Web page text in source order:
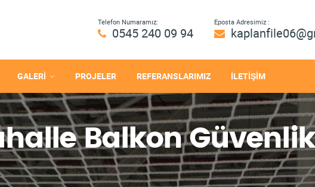
Telefon Numaramız:
0545 240 09 94
Eposta Adresimiz :
GALERİ PROJELER REFERANSLARIMIZ İLETİŞİM
Balkon